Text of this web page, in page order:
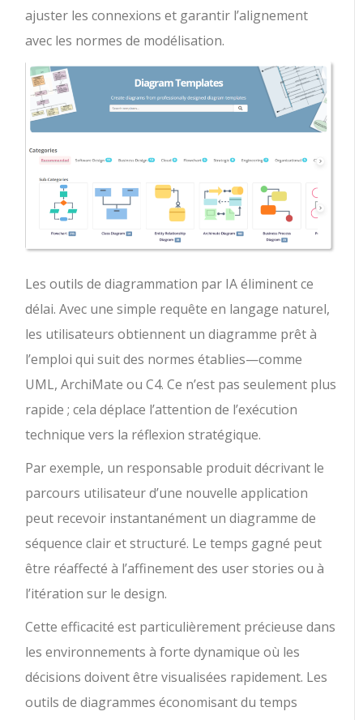
ajuster les connexions et garantir l’alignement
avec les normes de modélisation.
Les outils de diagrammation par IA éliminent ce
délai. Avec une simple requête en langage naturel,
les utilisateurs obtiennent un diagramme prêt à
l’emploi qui suit des normes établies—comme
UML, ArchiMate ou C4. Ce n’est pas seulement plus
rapide ; cela déplace l’attention de l’exécution
technique vers la réflexion stratégique.
Par exemple, un responsable produit décrivant le
parcours utilisateur d’une nouvelle application
peut recevoir instantanément un diagramme de
séquence clair et structuré. Le temps gagné peut
être réaffecté à l’affinement des user stories ou à
l’itération sur le design.
Cette efficacité est particulièrement précieuse dans
les environnements à forte dynamique où les
décisions doivent être visualisées rapidement. Les
outils de diagrammes économisant du temps